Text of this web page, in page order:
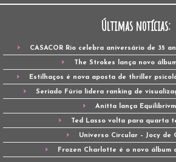
Últimas notícias:
CASACOR Rio celebra aniversário de 35
The Strokes lança novo
Estilhaços é nova aposta de thriller
Seriado Fúria lidera ranking de
Anitta lança Equilibrivm
Ted Lasso volta para quarta
Universo Circular – Jocy de
Frozen Charlotte é o novo álbum